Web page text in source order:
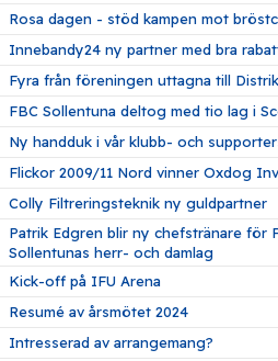
Rosa dagen - stöd kampen mot
Innebandy24 ny partner med bra
Fyra från föreningen uttagna till
FBC Sollentuna deltog med tio lag i
Ny handduk i vår klubb- och
Flickor 2009/11 Nord vinner Oxdog
Colly Filtreringsteknik ny guldpartner
Patrik Edgren blir ny chefstränare för
Sollentunas herr- och damlag
Kick-off på IFU Arena
Resumé av årsmötet 2024
Intresserad av arrangemang?